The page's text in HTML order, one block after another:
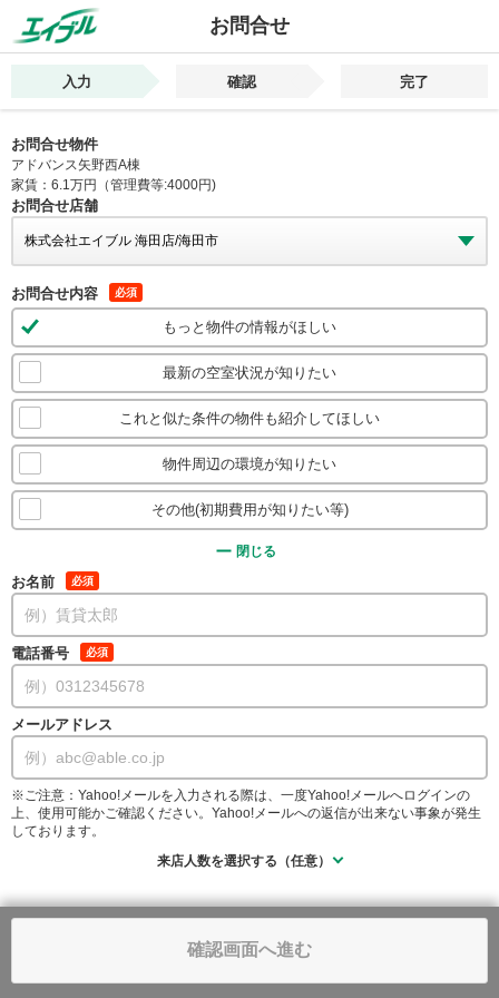
お問合せ
入力 確認 完了
お問合せ物件
アドバンス矢野西A棟
家賃：6.1万円（管理費等:4000円)
お問合せ店舗
お問合せ内容 必須
もっと物件の情報がほしい
最新の空室状況が知りたい
これと似た条件の物件も紹介してほしい
物件周辺の環境が知りたい
その他(初期費用が知りたい等)
閉じる
お名前 必須
電話番号 必須
メールアドレス
※ご注意：Yahoo!メールを入力される際は、一度Yahoo!メールへログインの
上、使用可能かご確認ください。Yahoo!メールへの返信が出来ない事象が発生
しております。
来店人数を選択する（任意）
確認画面へ進む